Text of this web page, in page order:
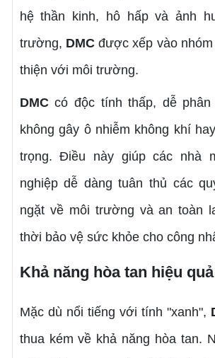
hệ thần kinh, hô hấp và ảnh
trường, DMCđược xếp vào nhóm
thiện với môi trường.
DMCcó độc tính thấp, dễ phân
không gây ô nhiễm không khí
trọng. Điều này giúp các nhà
nghiệp dễ dàng tuân thủ các
ngặt về môi trường và an toàn
thời bảo vệ sức khỏe cho công
Khả năng hòa tan hiệu quả
Mặc dù nổi tiếng với tính "xanh",
thua kém về khả năng hòa tan.